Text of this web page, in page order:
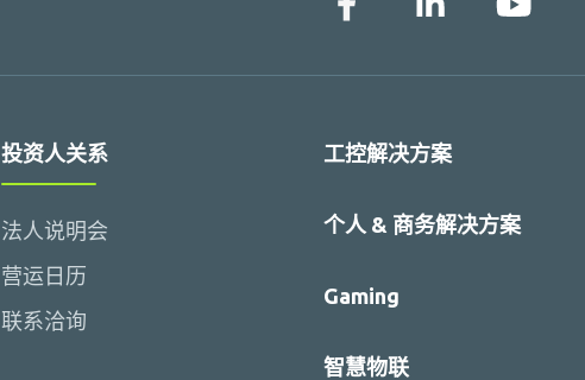
投资人关系
法人说明会
营运日历
联系洽询
工控解决方案
个人 & 商务解决方案
Gaming
智慧物联